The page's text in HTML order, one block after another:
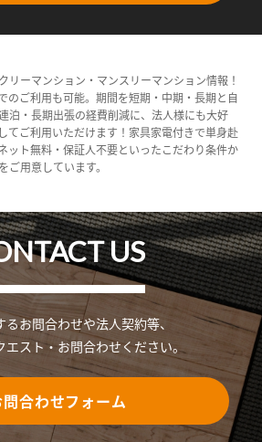
リーマンション・マンスリーマンション情報！
のご利用も可能。期間を短期・中期・長期と自
泊・長期出張の経費削減に、法人様にも大好
てご利用いただけます！家具家電付きで単身赴
ット無料・保証人不要といったこだわり条件か
ご用意しています。
US
お問合わせや法人契約等、
スト・お問合わせください。
問合わせフォーム